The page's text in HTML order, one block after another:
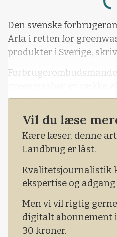
Den svenske
Arla i retten for
produkter i Sverige,
anprise dem som
»netto-nul klimaaftryk«.
at postulatet er korrekt.
Vil du læse
Kære læser, denne
Landbrug er låst.
Kvalitetsjournalistik
ekspertise og
Men vi vil rigtig
digitalt abonnement
30 kroner.